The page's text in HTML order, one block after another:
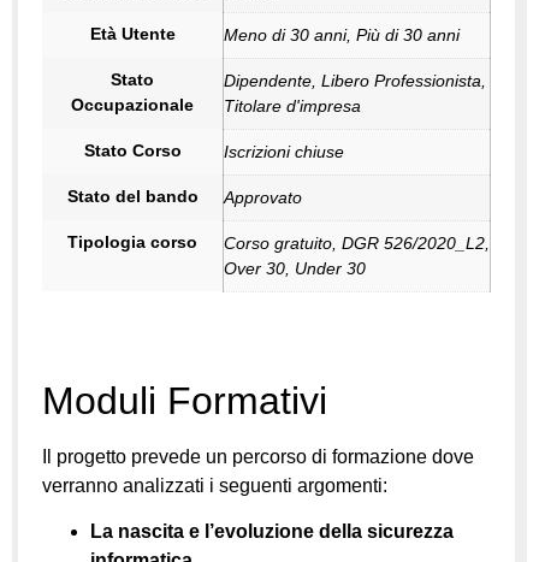
Età Utente Meno di 30 anni, Più di 30 anni
Stato
Occupazionale
Dipendente, Libero Professionista,
Titolare d'impresa
Stato Corso Iscrizioni chiuse
Stato del bando Approvato
Tipologia corso
Corso gratuito, DGR 526/2020_L2,
Over 30, Under 30
Moduli Formativi
Il progetto prevede un percorso di formazione dove
verranno analizzati i seguenti argomenti:
La nascita e l’evoluzione della sicurezza